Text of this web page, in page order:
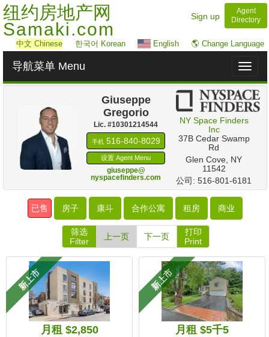
纽约房地产网
Samaki.com
Sign up
Agent
Directory
中文 Chinese 한국어 Korean English 🌎 Change Language
Toggle
导航菜单 Menu
Giuseppe
Gregorio
Lic. #‍10301214544
手机‍516-840-8029
设置 Agent Menu
giuseppe@
nyspacefinders.com
NY Space Finders
Inc
‎37B Cedar Swamp
Rd
Glen Cove, NY
11542
公司: 516-801-6181
已售 房子 康斗 合作公寓 租房 商业
筛选
Filter
上一页 下一页
打印
Print
新上市
月租 $2,850
新上市
月租 $5千5